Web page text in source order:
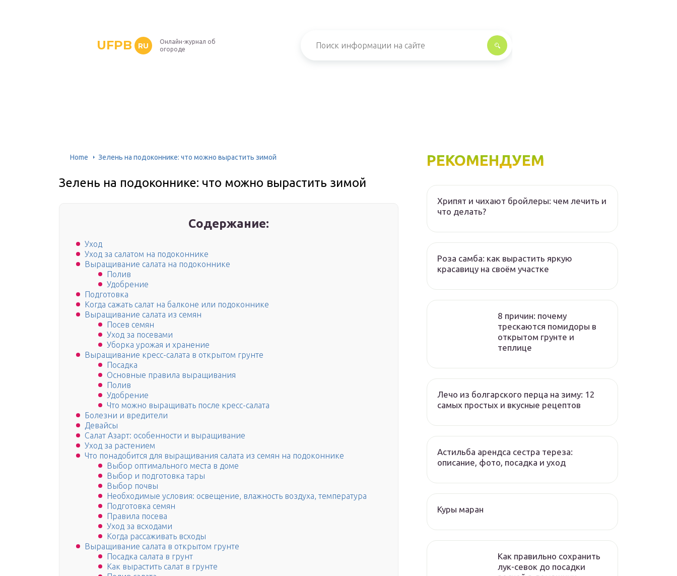
UFPB RU
Онлайн-журнал об
огороде
Home Зелень на подоконнике: что можно вырастить зимой
Зелень на подоконнике: что можно вырастить зимой
Содержание:
Уход
Уход за салатом на подоконнике
Выращивание салата на подоконнике
Полив
Удобрение
Подготовка
Когда сажать салат на балконе или подоконнике
Выращивание салата из семян
Посев семян
Уход за посевами
Уборка урожая и хранение
Выращивание кресс-салата в открытом грунте
Посадка
Основные правила выращивания
Полив
Удобрение
Что можно выращивать после кресс-салата
Болезни и вредители
Девайсы
Салат Азарт: особенности и выращивание
Уход за растением
Что понадобится для выращивания салата из семян на подоконнике
Выбор оптимального места в доме
Выбор и подготовка тары
Выбор почвы
Необходимые условия: освещение, влажность воздуха, температура
Подготовка семян
Правила посева
Уход за всходами
Когда рассаживать всходы
Выращивание салата в открытом грунте
Посадка салата в грунт
Как вырастить салат в грунте
РЕКОМЕНДУЕМ
Хрипят и чихают бройлеры: чем лечить и
что делать?
Роза самба: как вырастить яркую
красавицу на своём участке
8 причин: почему
трескаются помидоры в
открытом грунте и
теплице
Лечо из болгарского перца на зиму: 12
самых простых и вкусные рецептов
Астильба арендса сестра тереза:
описание, фото, посадка и уход
Куры маран
Как правильно сохранить
лук-севок до посадки